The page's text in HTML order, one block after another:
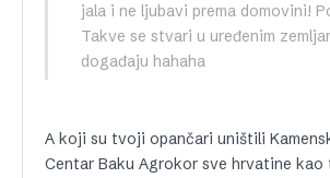
jala i ne ljubavi prema domovini!
Takve se stvari u uređenim
događaju hahaha
A koji su tvoji opančari uništili
Centar Baku Agrokor sve hrvatine kao